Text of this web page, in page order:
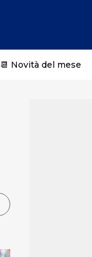
📆 Novità del mese